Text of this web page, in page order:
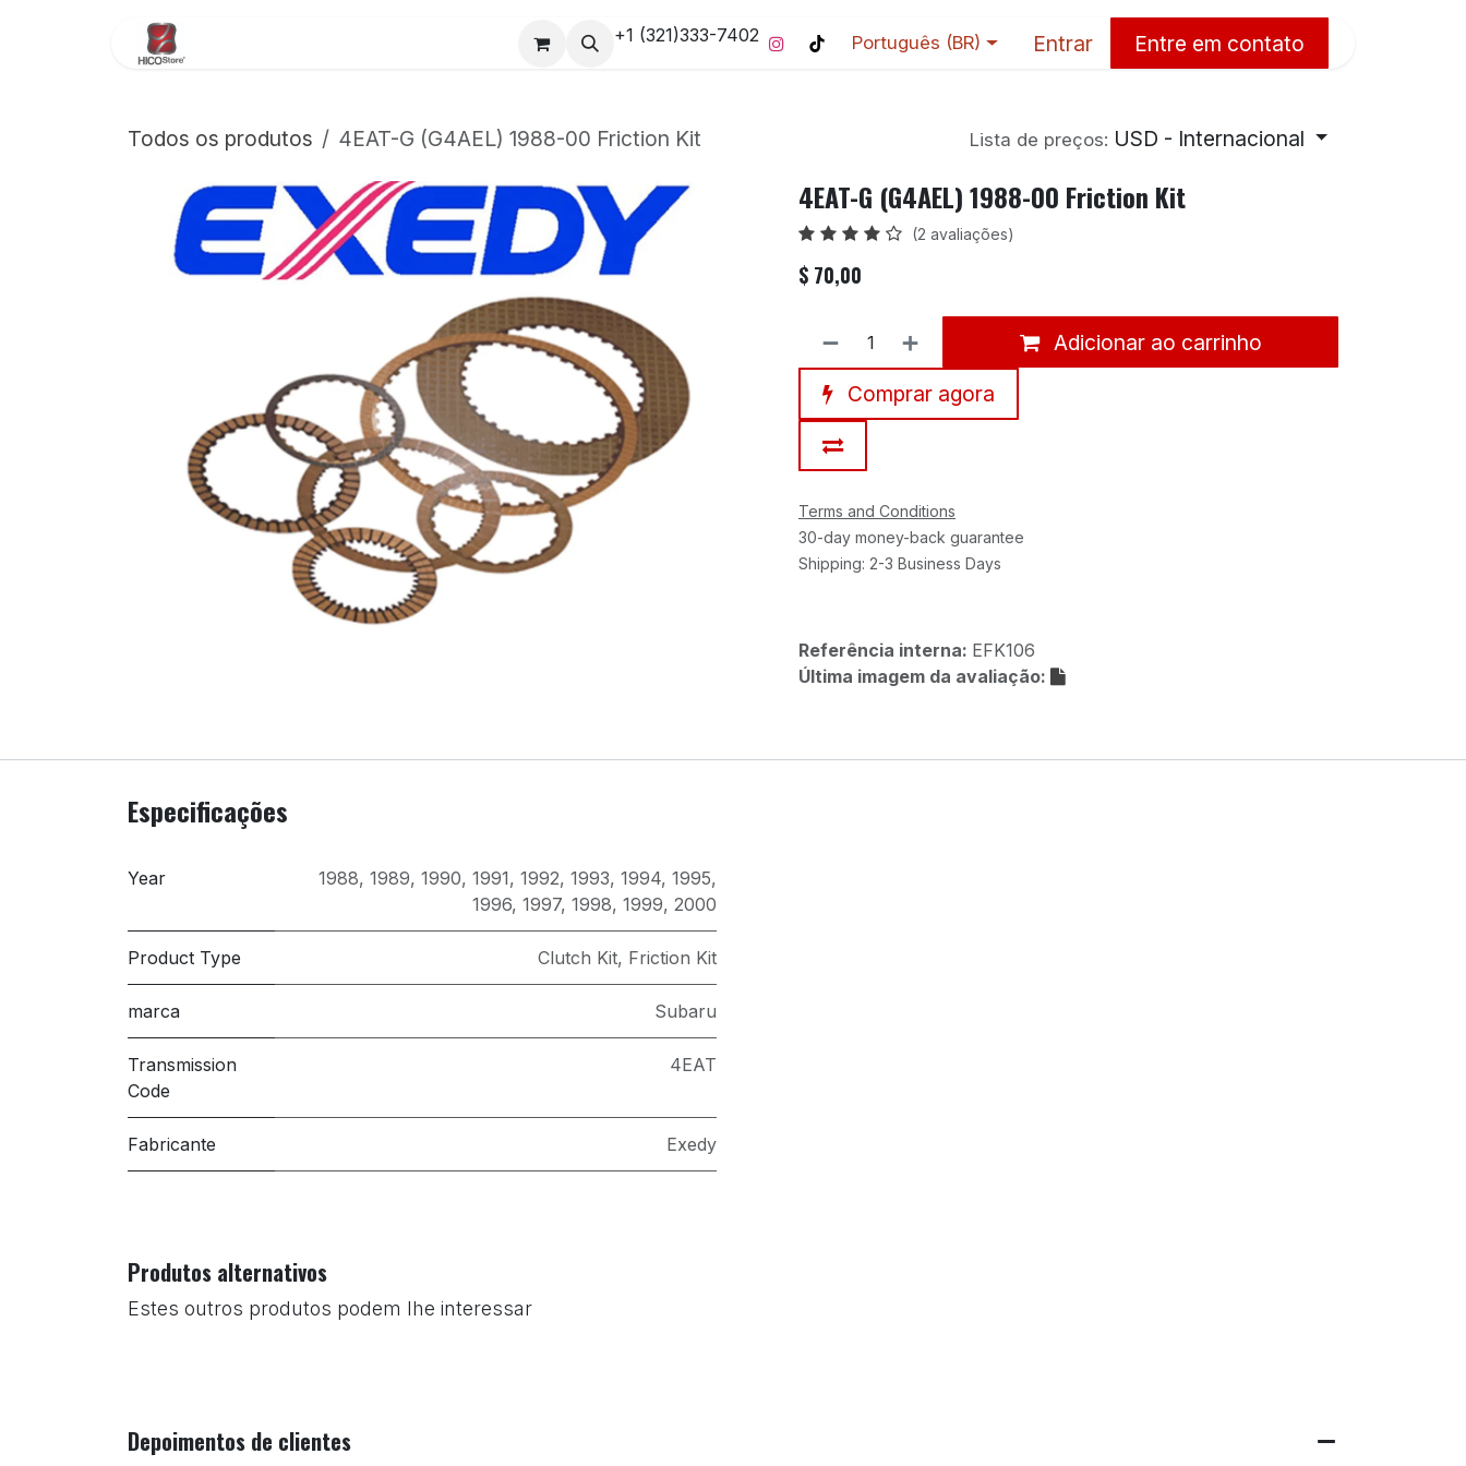
Divisão Pro-Racing Entre em contato Início Entre em contato
+1 (321)333-7402 Português (BR) Entrar Entre em contato
Todos os produtos 4EAT-G (G4AEL) 1988-00 Friction Kit Lista de preços: USD - Internacional
4EAT-G (G4AEL) 1988-00 Friction Kit
(2 avaliações)
$ 70,00
Adicionar ao carrinho
Comprar agora
Terms and Conditions
30-day money-back guarantee
Shipping: 2-3 Business Days
Referência interna: EFK106
Última imagem da avaliação:
Especificações
Year 1988, 1989, 1990, 1991, 1992, 1993, 1994, 1995,
1996, 1997, 1998, 1999, 2000
Product Type Clutch Kit, Friction Kit
marca Subaru
Transmission
Code
4EAT
Fabricante Exedy
Produtos alternativos
Estes outros produtos podem lhe interessar
Depoimentos de clientes